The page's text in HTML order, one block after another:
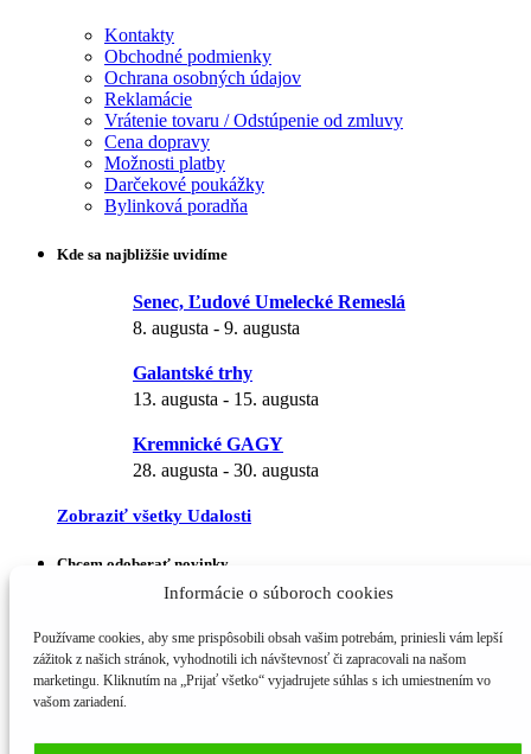
Informácie o súboroch cookies
Používame cookies, aby sme prispôsobili obsah vašim potrebám, priniesli vám lepší
zážitok z našich stránok, vyhodnotili ich návštevnosť či zapracovali na našom
marketingu. Kliknutím na „Prijať všetko“ vyjadrujete súhlas s ich umiestnením vo
vašom zariadení.
Kontakty
Obchodné podmienky
Ochrana osobných údajov
Reklamácie
Vrátenie tovaru / Odstúpenie od zmluvy
Cena dopravy
Možnosti platby
Darčekové poukážky
Bylinková poradňa
Kde sa najbližšie uvidíme
Senec, Ľudové Umelecké Remeslá
8. augusta - 9. augusta
Galantské trhy
13. augusta - 15. augusta
Kremnické GAGY
28. augusta - 30. augusta
Zobraziť všetky Udalosti
Chcem odoberať novinky
E-mail*
© 2016 - 2026 | Alba Flora - Prírodná kozmetika a apatieka | Alba